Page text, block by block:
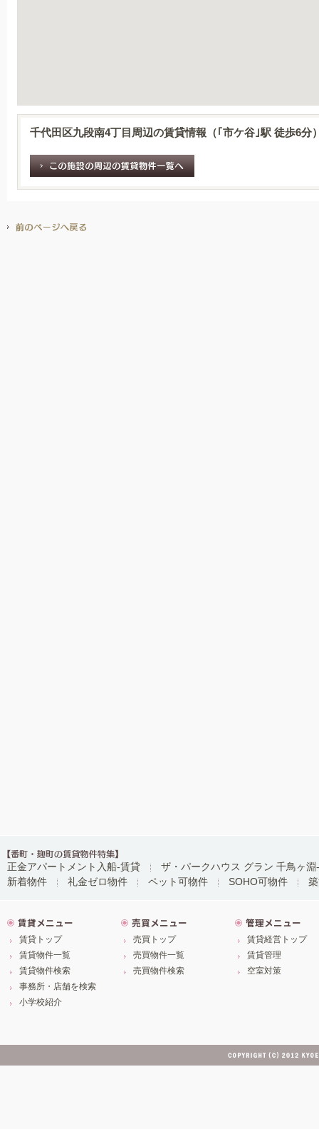
千代田区九段南4丁目周辺の賃貸情報（｢市ケ谷｣駅 徒歩6分
正金アパートメント入船-賃貸
ザ・パークハウス グラン 千鳥ヶ淵
新着物件
礼金ゼロ物件 ペット可物件 SOHO可物件
賃貸メニュー
賃貸トップ
賃貸物件一覧
賃貸物件検索
事務所・店舗を検索
小学校紹介
売買メニュー
売買トップ
売買物件一覧
売買物件検索
管理メニュー
賃貸経営トップ
賃貸管理
空室対策